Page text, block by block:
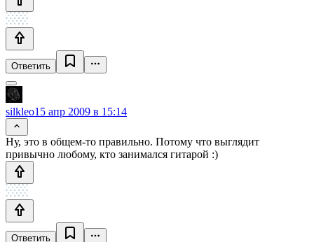
Ответить
silkleo15 апр 2009 в 15:14
Ну, это в общем-то правильно. Потому что выглядит
привычно любому, кто занимался гитарой :)
Ответить